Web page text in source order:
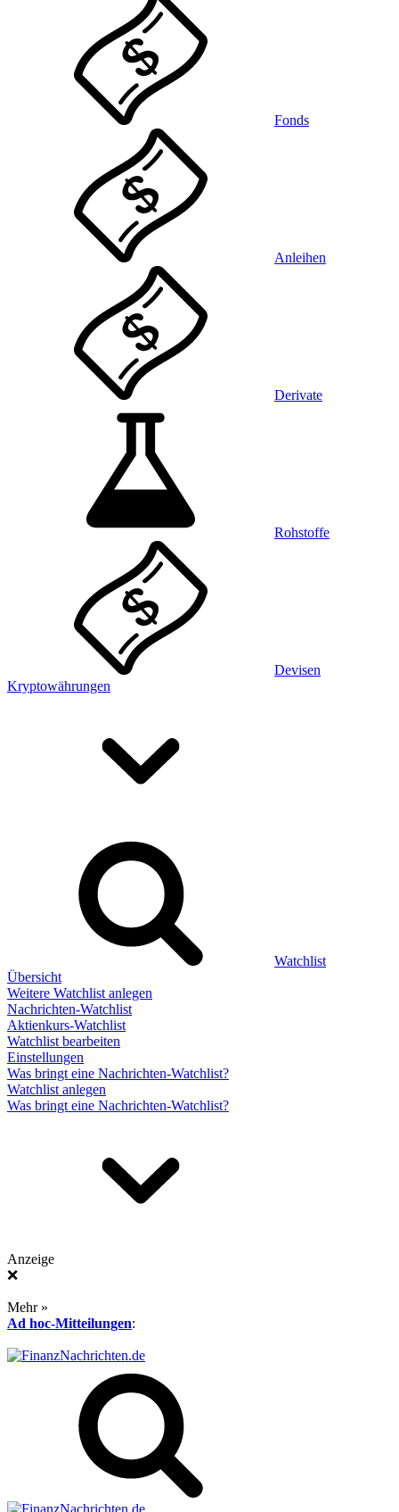
Fonds
Anleihen
Derivate
Rohstoffe
Devisen
Kryptowährungen
Watchlist
Übersicht
Weitere Watchlist anlegen
Nachrichten-Watchlist
Aktienkurs-Watchlist
Watchlist bearbeiten
Einstellungen
Was bringt eine Nachrichten-Watchlist?
Watchlist anlegen
Was bringt eine Nachrichten-Watchlist?
Anzeige
❌
Mehr »
Ad hoc-Mitteilungen: